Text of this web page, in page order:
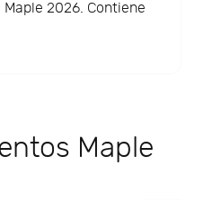
2026. Contiene
Maple